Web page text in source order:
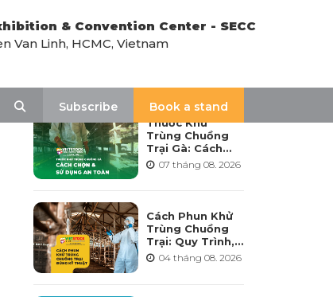
& Convention Center - SECC
Van Linh, HCMC, Vietnam
Subscribe
Book a stand
Thuốc Khử
Trùng Chuồng
Trại Gà: Cách
Chọn, Pha Và Sử
Dụng An Toàn
07 tháng 08. 2026
Cách Phun Khử
Trùng Chuồng
Trại: Quy Trình,
Tần Suất Và Lưu
Ý Khi Sử Dụng
04 tháng 08. 2026